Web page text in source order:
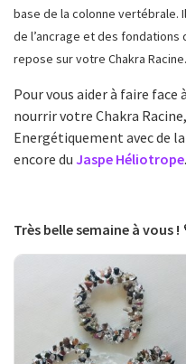
base de la colonne vertébrale.
de l’ancrage et des
repose sur votre Chakra Racine.
Pour vous aider à faire face
nourrir votre Chakra
Energétiquement avec de la
encore du Jaspe Héliotrope.
Très belle semaine à vous !